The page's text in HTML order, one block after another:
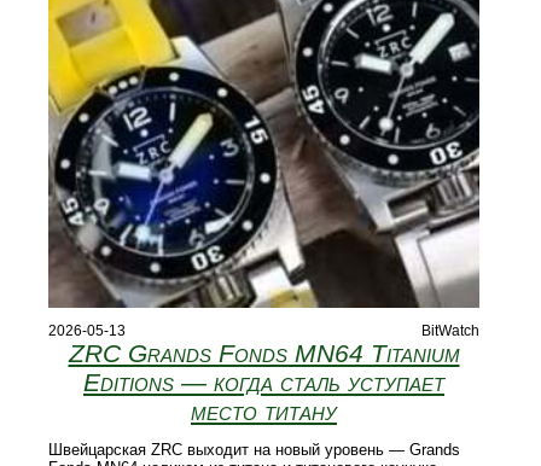
2026-05-13 BitWatch
ZRC Grands Fonds MN64 Titanium
Editions — когда сталь уступает
место титану
Швейцарская ZRC выходит на новый уровень — Grands